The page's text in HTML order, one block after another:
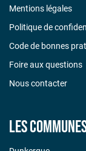
Mentions légales
Politique de
Code de bonnes
Foire aux questions
Nous contacter
Les